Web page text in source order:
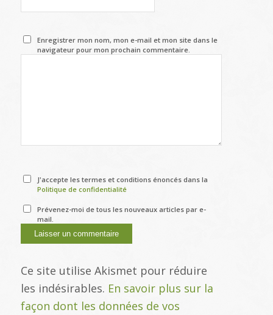
Enregistrer mon nom, mon e-mail et mon site dans le
navigateur pour mon prochain commentaire.
J'accepte les termes et conditions énoncés dans la
Politique de confidentialité
Prévenez-moi de tous les nouveaux articles par e-
mail.
Ce site utilise Akismet pour réduire
les indésirables. En savoir plus sur la
façon dont les données de vos